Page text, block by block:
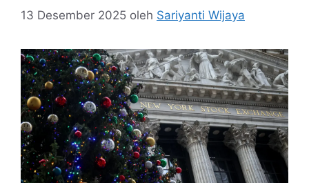
13 Desember 2025 oleh Sariyanti Wijaya